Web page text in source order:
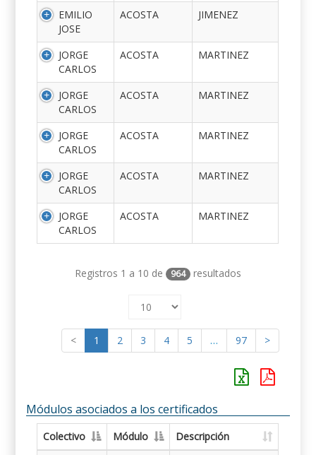
EMILIO
JOSE
ACOSTA JIMENEZ
JORGE
CARLOS
ACOSTA MARTINEZ
JORGE
CARLOS
ACOSTA MARTINEZ
JORGE
CARLOS
ACOSTA MARTINEZ
JORGE
CARLOS
ACOSTA MARTINEZ
JORGE
CARLOS
ACOSTA MARTINEZ
Registros 1 a 10 de 964 resultados
< 1 2 3 4 5 … 97 >
Módulos asociados a los certificados
Colectivo Módulo
Descripción